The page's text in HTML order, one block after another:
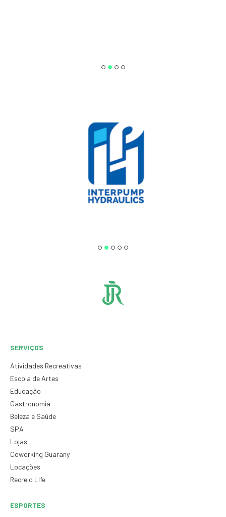
SERVIÇOS
Atividades Recreativas
Escola de Artes
Educação
Gastronomia
Beleza e Saúde
SPA
Lojas
Coworking Guarany
Locações
Recreio LIfe
ESPORTES